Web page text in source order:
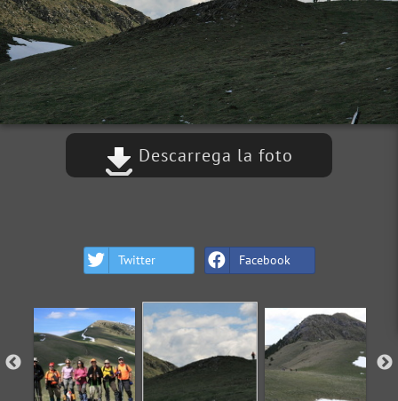
Descarrega la foto
Twitter Facebook